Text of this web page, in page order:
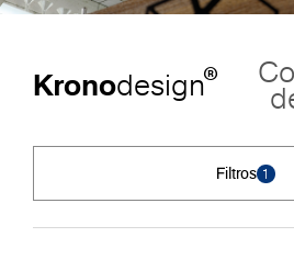
Kronodesign®
Filtros 1